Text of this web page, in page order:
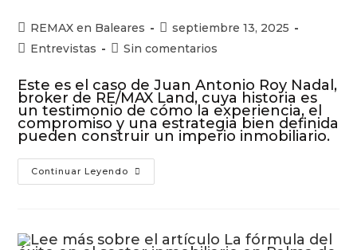
REMAX en Baleares
septiembre 13, 2025
Entrevistas
Sin comentarios
Este es el caso de Juan Antonio Roy Nadal,
broker de RE/MAX Land, cuya historia es
un testimonio de cómo la experiencia, el
compromiso y una estrategia bien definida
pueden construir un imperio inmobiliario.
Continuar Leyendo